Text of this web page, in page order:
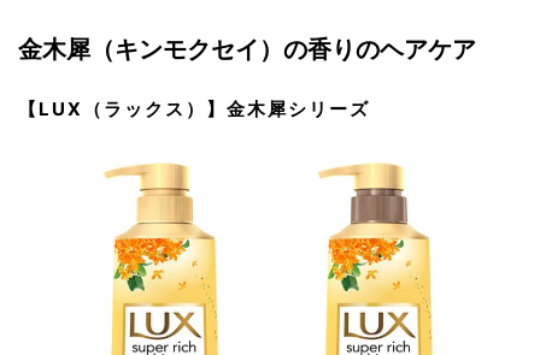
金木犀（キンモクセイ）の香りのヘアケア
【LUX（ラックス）】金木犀シリーズ